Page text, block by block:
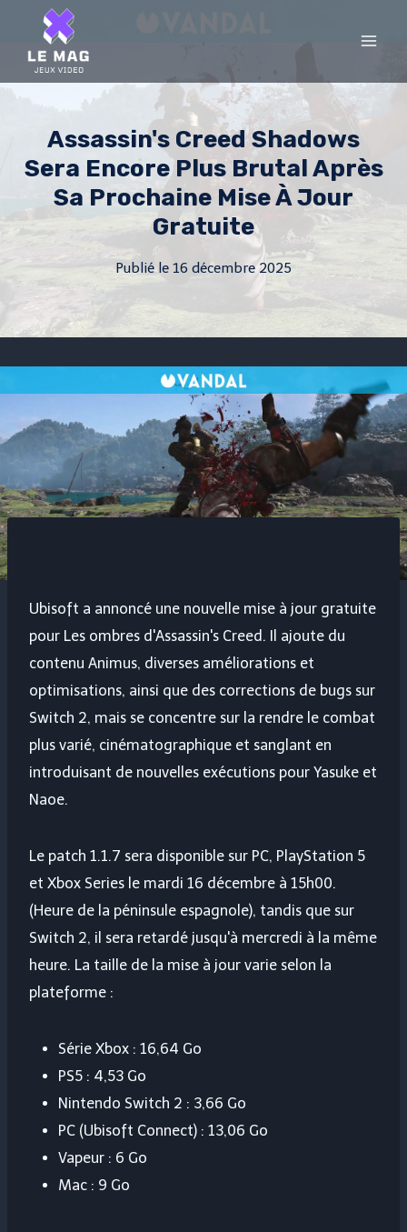
content
Assassin's Creed Shadows
Sera Encore Plus Brutal Après
Sa Prochaine Mise À Jour
Gratuite
Publié le 16 décembre 2025
Ubisoft a annoncé une nouvelle mise à jour gratuite
pour Les ombres d'Assassin's Creed. Il ajoute du
contenu Animus, diverses améliorations et
optimisations, ainsi que des corrections de bugs sur
Switch 2, mais se concentre sur la rendre le combat
plus varié, cinématographique et sanglant en
introduisant de nouvelles exécutions pour Yasuke et
Naoe.
Le patch 1.1.7 sera disponible sur PC, PlayStation 5
et Xbox Series le mardi 16 décembre à 15h00.
(Heure de la péninsule espagnole), tandis que sur
Switch 2, il sera retardé jusqu'à mercredi à la même
heure. La taille de la mise à jour varie selon la
plateforme :
Série Xbox : 16,64 Go
PS5 : 4,53 Go
Nintendo Switch 2 : 3,66 Go
PC (Ubisoft Connect) : 13,06 Go
Vapeur : 6 Go
Mac : 9 Go